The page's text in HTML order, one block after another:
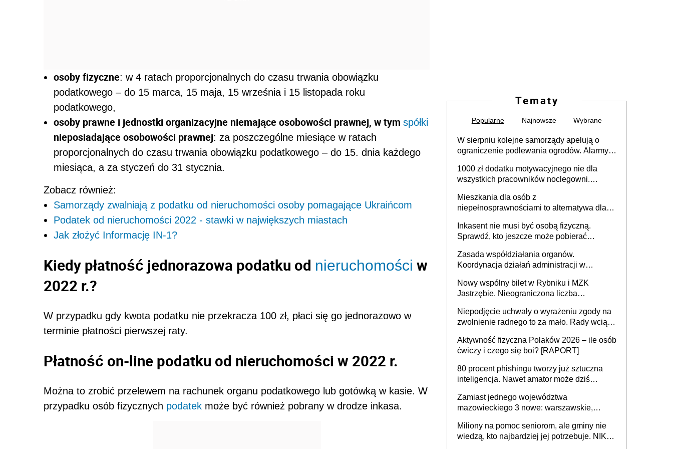
osoby fizyczne: w 4 ratach proporcjonalnych do czasu trwania obowiązku
podatkowego – do 15 marca, 15 maja, 15 września i 15 listopada roku
podatkowego,
osoby prawne i jednostki organizacyjne niemające osobowości prawnej, w tym spółki
nieposiadające osobowości prawnej: za poszczególne miesiące w ratach
proporcjonalnych do czasu trwania obowiązku podatkowego – do 15. dnia każdego
miesiąca, a za styczeń do 31 stycznia.
Zobacz również:
Samorządy zwalniają z podatku od nieruchomości osoby pomagające Ukraińcom
Podatek od nieruchomości 2022 - stawki w największych miastach
Jak złożyć Informację IN-1?
Kiedy płatność jednorazowa podatku od nieruchomości w
2022 r.?
W przypadku gdy kwota podatku nie przekracza 100 zł, płaci się go jednorazowo w
terminie płatności pierwszej raty.
Płatność on-line podatku od nieruchomości w 2022 r.
Można to zrobić przelewem na rachunek organu podatkowego lub gotówką w kasie. W
przypadku osób fizycznych podatek może być również pobrany w drodze inkasa.
Tematy
Popularne Najnowsze Wybrane
W sierpniu kolejne samorządy apelują o
ograniczenie podlewania ogrodów. Alarmy w
może objąć cały kraj
1000 zł dodatku motywacyjnego nie dla
wszystkich pracowników noclegowni.
Mieszkania dla osób z
niepełnosprawnościami to alternatywa dla
samodzielnie lub z rodziną
Inkasent nie musi być osobą fizyczną.
Sprawdź, kto jeszcze może pobierać
Zasada współdziałania organów.
Koordynacja działań administracji w
Nowy wspólny bilet w Rybniku i MZK
Jastrzębie. Nieograniczona liczba
Niepodjęcie uchwały o wyrażeniu zgody na
zwolnienie radnego to za mało. Rady wciąż
rozstrzygać sprawy
Aktywność fizyczna Polaków 2026 – ile osób
ćwiczy i czego się boi? [RAPORT]
80 procent phishingu tworzy już sztuczna
inteligencja. Nawet amator może dziś
Zamiast jednego województwa
mazowieckiego 3 nowe: warszawskie,
Europie nie ma tak dużych jednostek
stołecznych
Miliony na pomoc seniorom, ale gminy nie
wiedzą, kto najbardziej jej potrzebuje. NIK